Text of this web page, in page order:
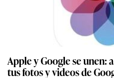
Apple y Google se
tus fotos y videos de